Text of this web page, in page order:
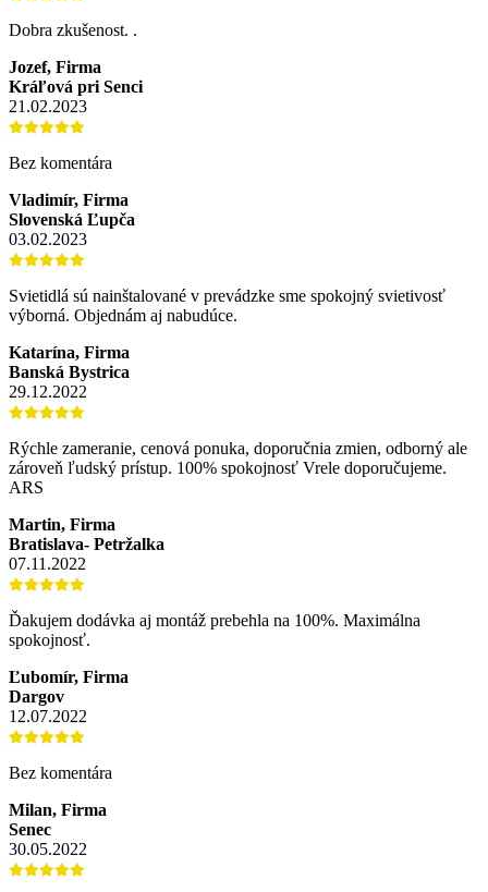
Dobra zkušenost. .
Jozef, Firma
Kráľová pri Senci
21.02.2023
Bez komentára
Vladimír, Firma
Slovenská Ľupča
03.02.2023
Svietidlá sú nainštalované v prevádzke sme spokojný svietivosť
výborná. Objednám aj nabudúce.
Katarína, Firma
Banská Bystrica
29.12.2022
Rýchle zameranie, cenová ponuka, doporučnia zmien, odborný ale
zároveň ľudský prístup. 100% spokojnosť Vrele doporučujeme.
ARS
Martin, Firma
Bratislava- Petržalka
07.11.2022
Ďakujem dodávka aj montáž prebehla na 100%. Maximálna
spokojnosť.
Ľubomír, Firma
Dargov
12.07.2022
Bez komentára
Milan, Firma
Senec
30.05.2022